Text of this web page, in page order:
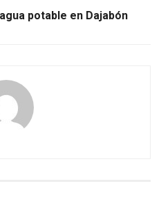
potable en Dajabón